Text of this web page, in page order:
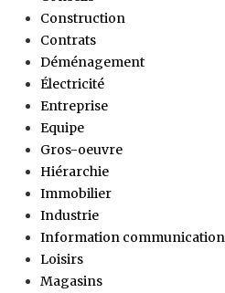
Construction
Contrats
Déménagement
Électricité
Entreprise
Equipe
Gros-oeuvre
Hiérarchie
Immobilier
Industrie
Information communication
Loisirs
Magasins